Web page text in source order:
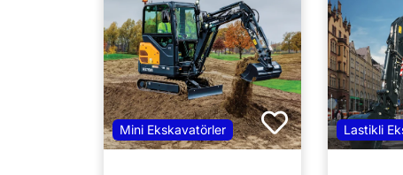
Mini Ekskavatörler Lastikli